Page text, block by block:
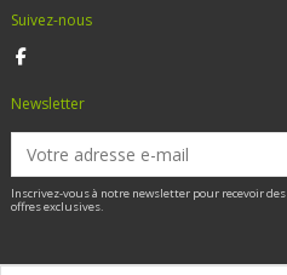
Suivez-nous
Newsletter
Inscrivez-vous à notre newsletter pour recevoir des
offres exclusives.